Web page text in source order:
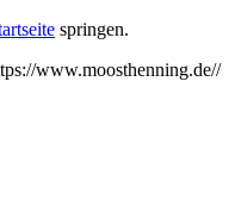
springen.
www.moosthenning.de//